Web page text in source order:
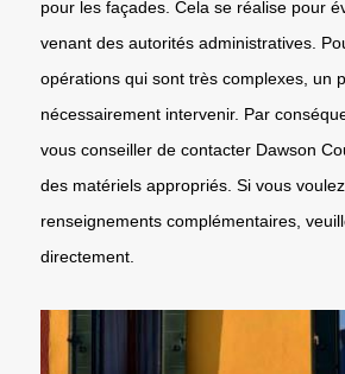
pour les façades. Cela se réalise pour
venant des autorités administratives.
opérations qui sont très complexes, un
nécessairement intervenir. Par
vous conseiller de contacter Dawson
des matériels appropriés. Si vous
renseignements complémentaires,
directement.